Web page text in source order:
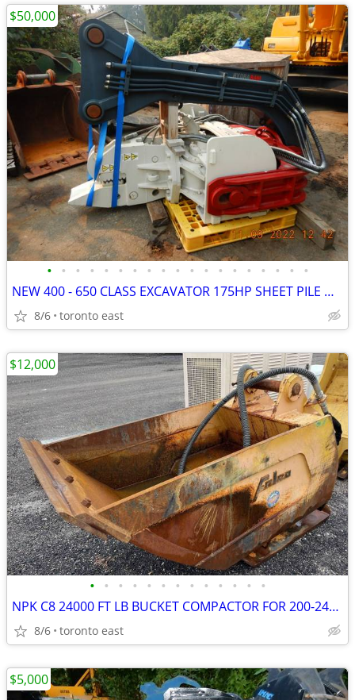
• • • • • • • • • • • • • • • • • • •
NEW 400 - 650 CLASS EXCAVATOR 175HP SHEET PILE DRIVER / EXTRACTOR
8/6 toronto east
$50,000
• • • • • • • • • • • • •
NPK C8 24000 FT LB BUCKET COMPACTOR FOR 200-240 EXCAVATOR
8/6 toronto east
$12,000
$5,000